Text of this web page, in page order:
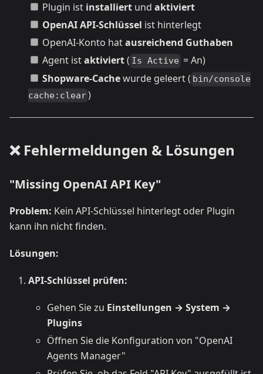
Plugin ist installiert und aktiviert
OpenAI API-Schlüssel ist hinterlegt
OpenAI-Konto hatausreichend Guthaben
Agent istaktiviert( Is Active = An)
Shopware-Cachewurde geleert ( bin/console
cache:clear)
❌ Fehlermeldungen & Lösungen
"Missing OpenAI API Key"
Problem: Kein API-Schlüssel hinterlegt oder Plugin
kann ihn nicht finden.
Lösungen:
API-Schlüssel prüfen:
Gehen Sie zu Einstellungen → System →
Plugins
Öffnen Sie die Konfiguration von "OpenAI
Agents Manager"